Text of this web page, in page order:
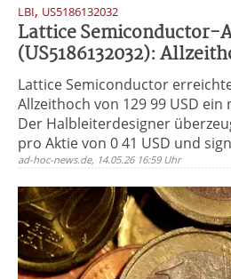
LBI, US5186132032
Lattice Semiconductor-
(US5186132032):
Lattice Semiconductor
Allzeithoch von 129 99 USD ein
Der Halbleiterdesigner
pro Aktie von 0 41 USD und
ad-hoc-news.de, 14.05.26 16:59 Uhr